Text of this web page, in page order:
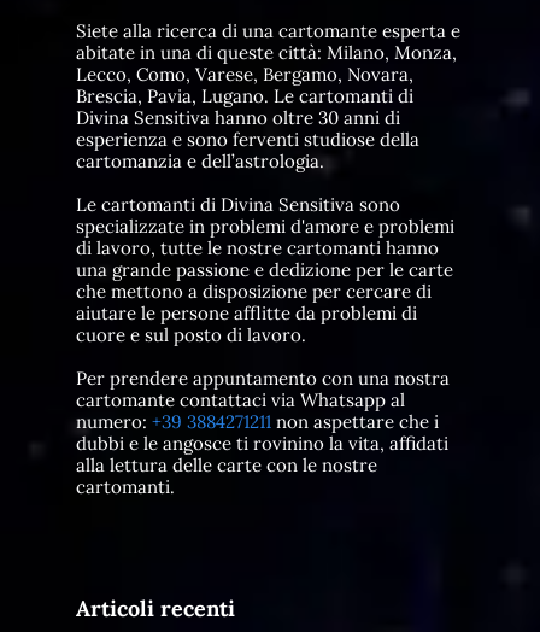
Siete alla ricerca di una cartomante esperta e
abitate in una di queste città: Milano, Monza,
Lecco, Como, Varese, Bergamo, Novara,
Brescia, Pavia, Lugano. Le cartomanti di
Divina Sensitiva hanno oltre 30 anni di
esperienza e sono ferventi studiose della
cartomanzia e dell’astrologia.
Le cartomanti di Divina Sensitiva sono
specializzate in problemi d'amore e problemi
di lavoro, tutte le nostre cartomanti hanno
una grande passione e dedizione per le carte
che mettono a disposizione per cercare di
aiutare le persone afflitte da problemi di
cuore e sul posto di lavoro.
Per prendere appuntamento con una nostra
cartomante contattaci via Whatsapp al
numero: +39 3884271211 non aspettare che i
dubbi e le angosce ti rovinino la vita, affidati
alla lettura delle carte con le nostre
cartomanti.
Articoli recenti